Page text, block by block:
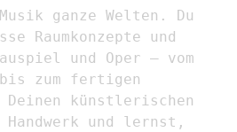
ganze Welten. Du
Raumkonzepte und
und Oper – vom
zum fertigen
künstlerischen
Handwerk und lernst,